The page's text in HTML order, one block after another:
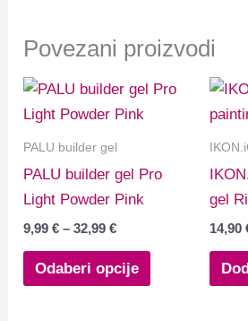
Povezani proizvodi
PALU builder gel
PALU builder gel Pro
Light Powder Pink
9,99€ – 32,99€
Raspon
cijena:
od
do
32,99 €
Odaberi opcije
Ovaj
odabrati
gel
14,90